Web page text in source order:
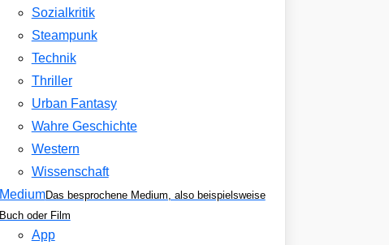
Sozialkritik
Steampunk
Technik
Thriller
Urban Fantasy
Wahre Geschichte
Western
Wissenschaft
MediumDas besprochene Medium, also beispielsweise
Buch oder Film
App